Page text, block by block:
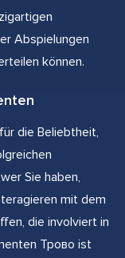
Abspielungen
können.
die Beliebtheit,
Sie haben,
mit dem
die involviert in
Трово ist